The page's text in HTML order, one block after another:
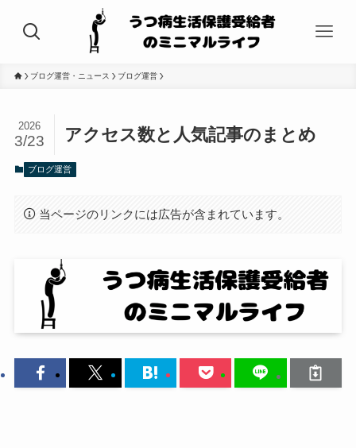
ブログ運営・ニュース ブログ運営
アクセス数と人気記事のまとめ
2026
3/23
ブログ運営
当ページのリンクには広告が含まれています。